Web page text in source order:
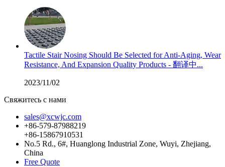
Tactile Stair Nosing Should Be Selected for Anti-Aging, Wear
Resistance, And Expansion Quality Products - 翻译中...
2023/11/02
Свяжитесь с нами
sales@xcwjc.com
+86-579-87988219
+86-15867910531
No.5 Rd., 6#, Huanglong Industrial Zone, Wuyi, Zhejiang,
China
Free Quote